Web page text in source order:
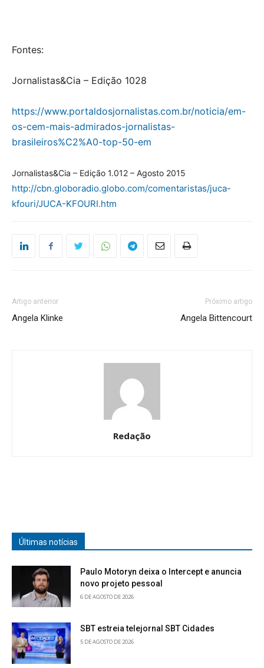
Fontes:
Jornalistas&Cia – Edição 1028
https://www.portaldosjornalistas.com.br/noticia/em-
os-cem-mais-admirados-jornalistas-
brasileiros%C2%A0-top-50-em
Jornalistas&Cia – Edição 1.012 – Agosto 2015
http://cbn.globoradio.globo.com/comentaristas/juca-
kfouri/JUCA-KFOURI.htm
Artigo anterior
Angela Klinke
Próximo artigo
Angela Bittencourt
Redação
Últimas notícias
Paulo Motoryn deixa o Intercept e anuncia
novo projeto pessoal
6 DE AGOSTO DE 2026
SBT estreia telejornal SBT Cidades
5 DE AGOSTO DE 2026